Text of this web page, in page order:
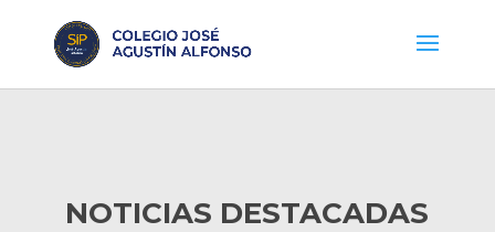
NOTICIAS DESTACADAS